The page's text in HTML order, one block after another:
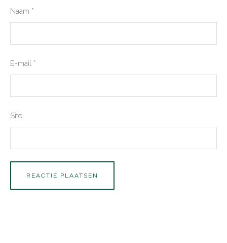
Naam *
E-mail *
Site